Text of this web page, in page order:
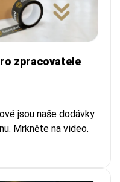
zpracovatele
jsou naše dodávky
Mrkněte na video.